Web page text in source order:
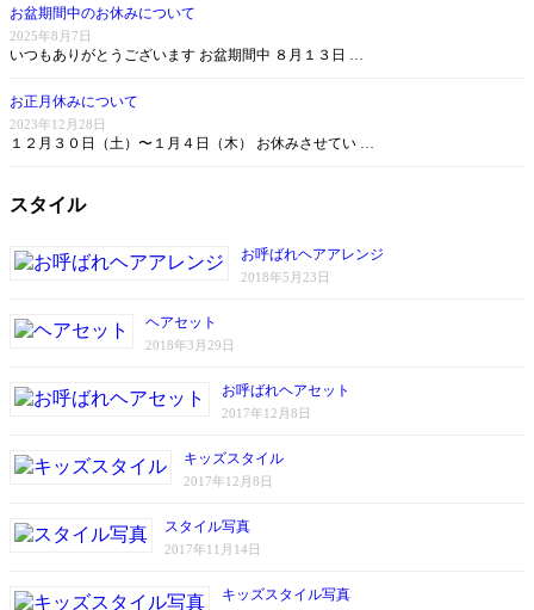
お盆期間中のお休みについて
2025年8月7日
いつもありがとうございます お盆期間中 ８月１３日 …
お正月休みについて
2023年12月28日
１２月３０日（土）〜１月４日（木） お休みさせてい …
スタイル
お呼ばれヘアアレンジ
2018年5月23日
ヘアセット
2018年3月29日
お呼ばれヘアセット
2017年12月8日
キッズスタイル
2017年12月8日
スタイル写真
2017年11月14日
キッズスタイル写真